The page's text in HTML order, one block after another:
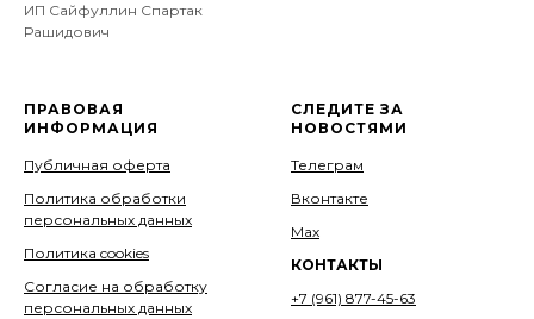
ИП Сайфуллин Спартак
Рашидович
ПРАВОВАЯ
ИНФОРМАЦИЯ
Публичная оферта
Политика обработки
персональных данных
Политика cookies
Согласие на обработку
персональных данных
СЛЕДИТЕ ЗА
НОВОСТЯМИ
Телеграм
Вконтакте
Мах
КОНТАКТЫ
+7 (961) 877-45-63